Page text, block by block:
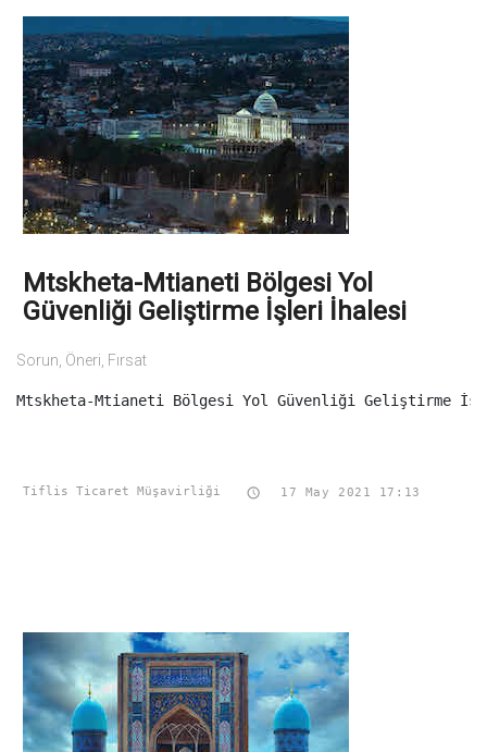
Mtskheta-Mtianeti Bölgesi Yol
Güvenliği Geliştirme İşleri İhalesi
Sorun, Öneri, Fırsat
Mtskheta-Mtianeti Bölgesi Yol Güvenliği Geliştirme
Tiflis Ticaret Müşavirliği 17 May 2021 17:13